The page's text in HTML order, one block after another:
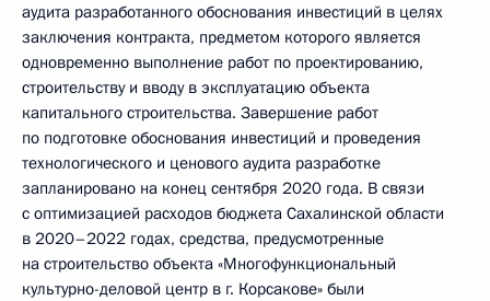
аудита разработанного обоснования инвестиций в целях
заключения контракта, предметом которого является
одновременно выполнение работ по проектированию,
строительству и вводу в эксплуатацию объекта
капитального строительства. Завершение работ
по подготовке обоснования инвестиций и проведения
технологического и ценового аудита разработке
запланировано на конец сентября 2020 года. В связи
с оптимизацией расходов бюджета Сахалинской области
в 2020–2022 годах, средства, предусмотренные
на строительство объекта «Многофункциональный
культурно-деловой центр в г. Корсакове» были